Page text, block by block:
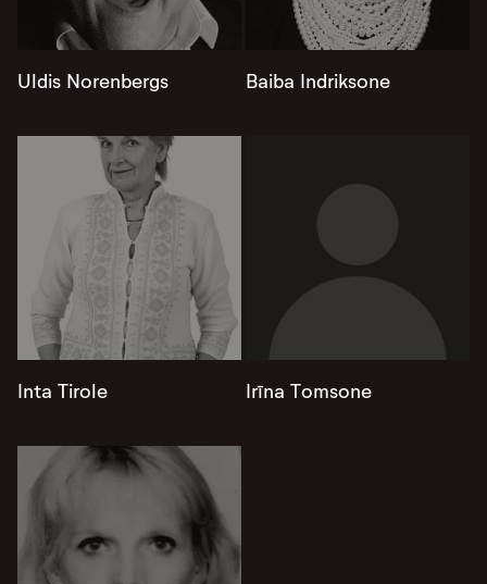
Uldis Norenbergs Baiba Indriksone
Inta Tirole Irīna Tomsone